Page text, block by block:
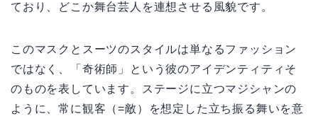
ており、どこか舞台芸人を連想させる風貌です。
このマスクとスーツのスタイルは単なるファッション
ではなく、「奇術師」という彼のアイデンティティそ
のものを表しています。ステージに立つマジシャンの
ように、常に観客（=敵）を想定した立ち振る舞いを意